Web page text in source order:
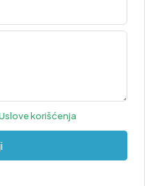
korišćenja